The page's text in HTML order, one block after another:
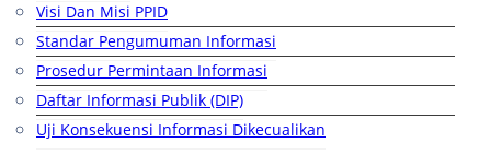
Visi Dan Misi PPID
Standar Pengumuman Informasi
Prosedur Permintaan Informasi
Daftar Informasi Publik (DIP)
Uji Konsekuensi Informasi Dikecualikan